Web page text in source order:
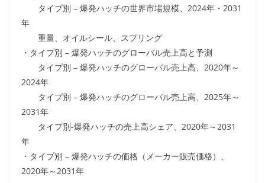
タイプ別 – 爆発ハッチの世界市場規模、2024年・2031
年
重量、オイルシール、スプリング
・タイプ別 – 爆発ハッチのグローバル売上高と予測
タイプ別 – 爆発ハッチのグローバル売上高、2020年～
2024年
タイプ別 – 爆発ハッチのグローバル売上高、2025年～
2031年
タイプ別-爆発ハッチの売上高シェア、2020年～2031
年
・タイプ別 – 爆発ハッチの価格（メーカー販売価格）、
2020年～2031年